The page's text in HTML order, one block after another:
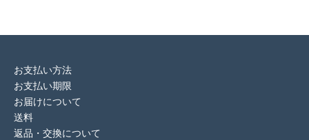
お支払い方法
お支払い期限
お届けについて
送料
返品・交換について